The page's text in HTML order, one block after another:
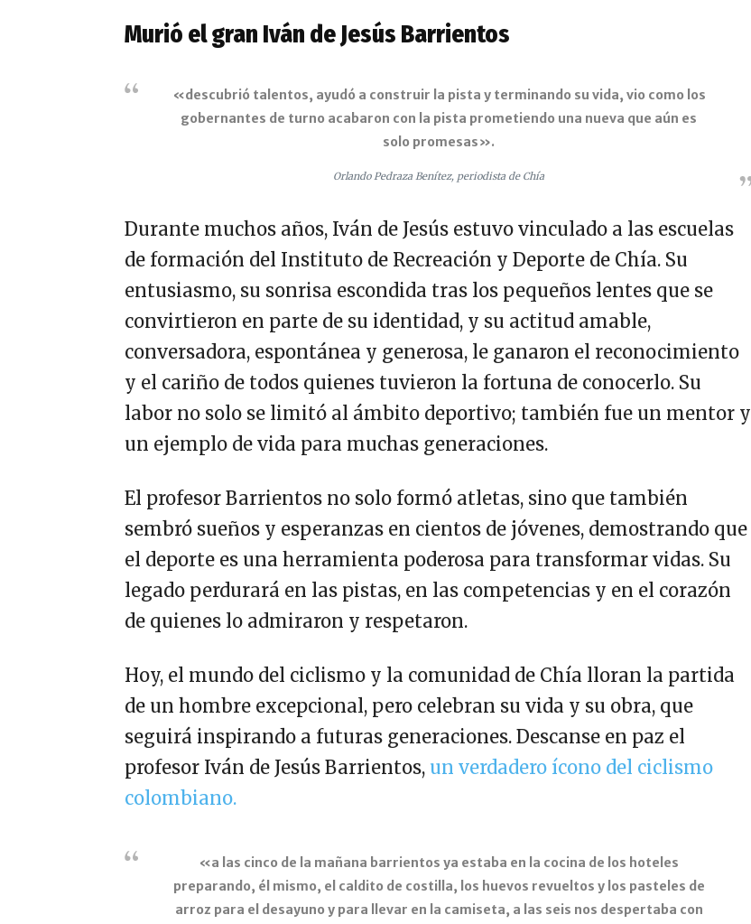
Murió el gran Iván de Jesús Barrientos
«descubrió talentos, ayudó a construir la pista y terminando su vida, vio como los
gobernantes de turno acabaron con la pista prometiendo una nueva que aún es
solo promesas».
Orlando Pedraza Benítez, periodista de Chía
Durante muchos años, Iván de Jesús estuvo vinculado a las escuelas
de formación del Instituto de Recreación y Deporte de Chía. Su
entusiasmo, su sonrisa escondida tras los pequeños lentes que se
convirtieron en parte de su identidad, y su actitud amable,
conversadora, espontánea y generosa, le ganaron el reconocimiento
y el cariño de todos quienes tuvieron la fortuna de conocerlo. Su
labor no solo se limitó al ámbito deportivo; también fue un mentor y
un ejemplo de vida para muchas generaciones.
El profesor Barrientos no solo formó atletas, sino que también
sembró sueños y esperanzas en cientos de jóvenes, demostrando que
el deporte es una herramienta poderosa para transformar vidas. Su
legado perdurará en las pistas, en las competencias y en el corazón
de quienes lo admiraron y respetaron.
Hoy, el mundo del ciclismo y la comunidad de Chía lloran la partida
de un hombre excepcional, pero celebran su vida y su obra, que
seguirá inspirando a futuras generaciones. Descanse en paz el
profesor Iván de Jesús Barrientos, un verdadero ícono del ciclismo
colombiano.
«a las cinco de la mañana barrientos ya estaba en la cocina de los hoteles
preparando, él mismo, el caldito de costilla, los huevos revueltos y los pasteles de
arroz para el desayuno y para llevar en la camiseta, a las seis nos despertaba con